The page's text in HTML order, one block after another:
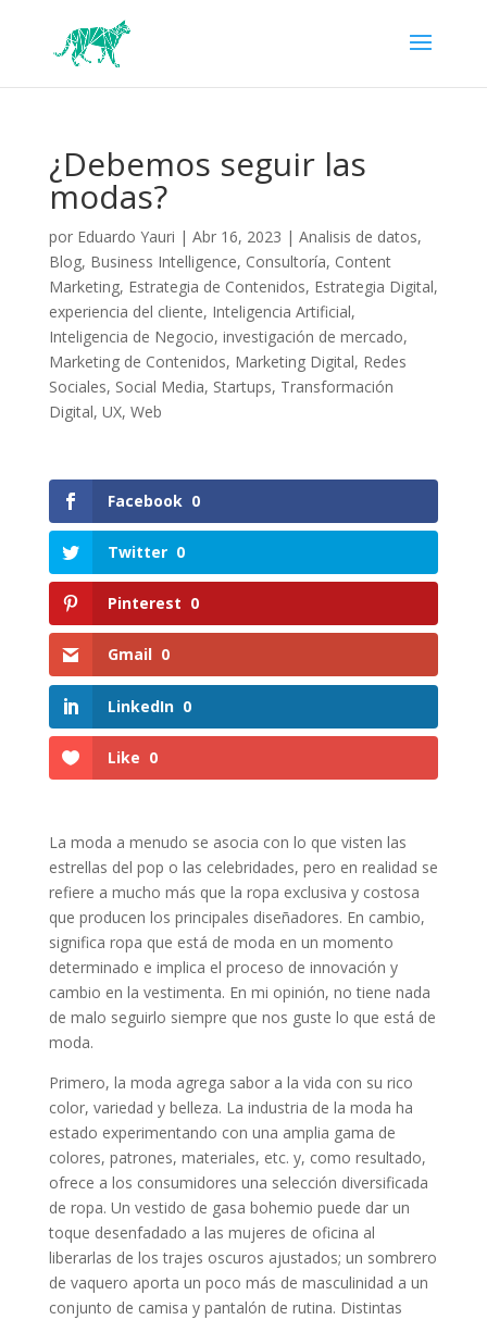
¿Debemos seguir las
modas?
por Eduardo Yauri | Abr 16, 2023 | Analisis de datos,
Blog, Business Intelligence, Consultoría, Content
Marketing, Estrategia de Contenidos, Estrategia Digital,
experiencia del cliente, Inteligencia Artificial,
Inteligencia de Negocio, investigación de mercado,
Marketing de Contenidos, Marketing Digital, Redes
Sociales, Social Media, Startups, Transformación
Digital, UX, Web
Facebook 0
Twitter 0
Pinterest 0
Gmail 0
LinkedIn 0
Like 0
La moda a menudo se asocia con lo que visten las
estrellas del pop o las celebridades, pero en realidad se
refiere a mucho más que la ropa exclusiva y costosa
que producen los principales diseñadores. En cambio,
significa ropa que está de moda en un momento
determinado e implica el proceso de innovación y
cambio en la vestimenta. En mi opinión, no tiene nada
de malo seguirlo siempre que nos guste lo que está de
moda.
Primero, la moda agrega sabor a la vida con su rico
color, variedad y belleza. La industria de la moda ha
estado experimentando con una amplia gama de
colores, patrones, materiales, etc. y, como resultado,
ofrece a los consumidores una selección diversificada
de ropa. Un vestido de gasa bohemio puede dar un
toque desenfadado a las mujeres de oficina al
liberarlas de los trajes oscuros ajustados; un sombrero
de vaquero aporta un poco más de masculinidad a un
conjunto de camisa y pantalón de rutina. Distintas